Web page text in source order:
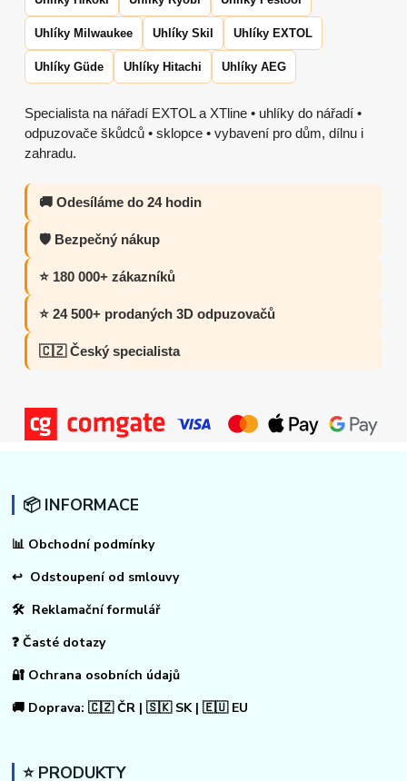
Uhlíky Milwaukee Uhlíky Skil Uhlíky EXTOL
Uhlíky Güde Uhlíky Hitachi Uhlíky AEG
Specialista na nářadí EXTOL a XTline • uhlíky do nářadí •
odpuzovače škůdců • sklopce • vybavení pro dům, dílnu i
zahradu.
🚚 Odesíláme do 24 hodin
🛡️ Bezpečný nákup
⭐ 180 000+ zákazníků
⭐ 24 500+ prodaných 3D odpuzovačů
🇨🇿 Český specialista
📦 INFORMACE
📊 Obchodní podmínky
↩ Odstoupení od smlouvy
🛠 Reklamační formulář
❓ Časté dotazy
🔐 Ochrana osobních údajů
🚚 Doprava: 🇨🇿 ČR | 🇸🇰 SK | 🇪🇺 EU
⭐ PRODUKTY